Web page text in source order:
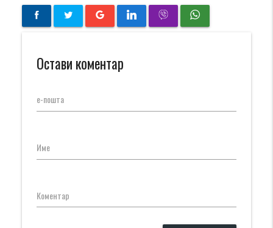
Остави коментар
е-пошта
Име
Коментар